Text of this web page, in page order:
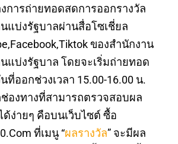
การถ่ายทอดสดการออกรางวัล
แบ่งรัฐบาลผ่านสื่อโซเชี่ยล
ของสำนักงาน
แบ่งรัฐบาล โดยจะเริ่มถ่ายทอด
ที่ออกช่วงเวลา 15.00-16.00 น.
องทางที่สามารถตรวจสอบผล
ด้ง่ายๆ คือบนเว็บไซต์ ซื้อ
ที่เมนู “ผลรางวัล” จะมีผล